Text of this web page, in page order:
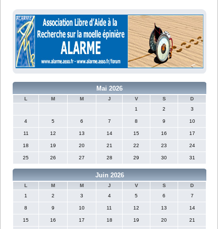
Mai 2026
L M M J V S
D
1
2 3
4 5 6 7 8 9 10
11 12 13 14 15 16 17
18 19 20 21 22 23 24
25 26 27 28 29 30 31
Juin 2026
L M M J V S
D
1
2 3 4 5 6 7
8 9 10 11 12 13 14
15 16 17 18 19 20 21